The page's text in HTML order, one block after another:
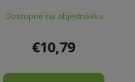
Dostupné na objednávku
€10,79